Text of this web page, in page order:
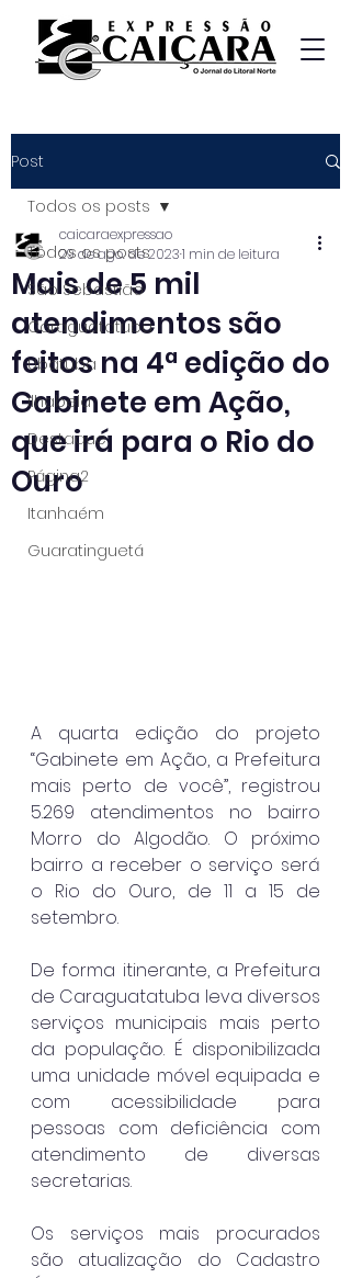
Post
Todos os posts
São Sebastião
Caraguatatuba
Ubatuba
Ilhabela
Destaque
Página2
Itanhaém
Guaratinguetá
Todos os posts
Mais de 5 mil
atendimentos são
feitos na 4ª edição do
Gabinete em Ação,
que irá para o Rio do
Ouro
caicaraexpressao
29 de ago. de 20231 min de leitura
A quarta edição do projeto
“Gabinete em Ação, a Prefeitura
mais perto de você”, registrou
5.269 atendimentos no bairro
Morro do Algodão. O próximo
bairro a receber o serviço será
o Rio do Ouro, de 11 a 15 de
setembro.
De forma itinerante, a Prefeitura
de Caraguatatuba leva diversos
serviços municipais mais perto
da população. É disponibilizada
uma unidade móvel equipada e
com acessibilidade para
pessoas com deficiência com
atendimento de diversas
secretarias.
Os serviços mais procurados
são atualização do Cadastro